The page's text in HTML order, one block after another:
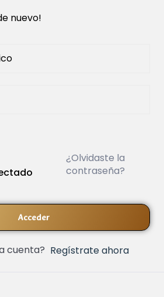
nuevo!
¿Olvidaste la
contraseña?
Acceder
cuenta? Regístrate ahora